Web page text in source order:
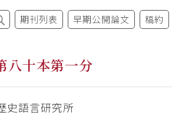
期刊列表 早期公開論文 稿約
八十本第一分
史語言研究所